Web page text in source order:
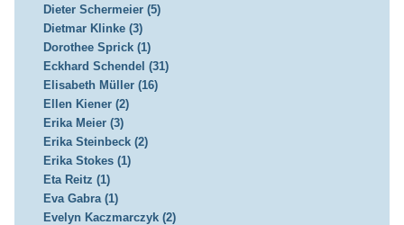
Dieter Schermeier (5)
Dietmar Klinke (3)
Dorothee Sprick (1)
Eckhard Schendel (31)
Elisabeth Müller (16)
Ellen Kiener (2)
Erika Meier (3)
Erika Steinbeck (2)
Erika Stokes (1)
Eta Reitz (1)
Eva Gabra (1)
Evelyn Kaczmarczyk (2)